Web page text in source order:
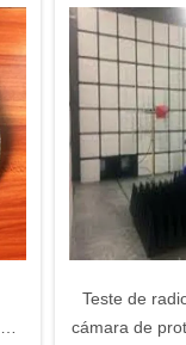
Teste de
cámara de